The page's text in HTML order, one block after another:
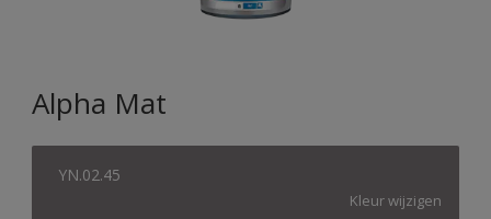
Alpha Mat
YN.02.45
Kleur wijzigen